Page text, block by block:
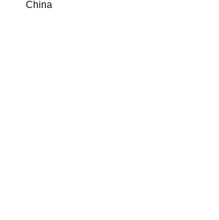
China